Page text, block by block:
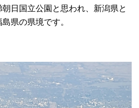
日国立公園と思われ、新潟県と
県の県境です。